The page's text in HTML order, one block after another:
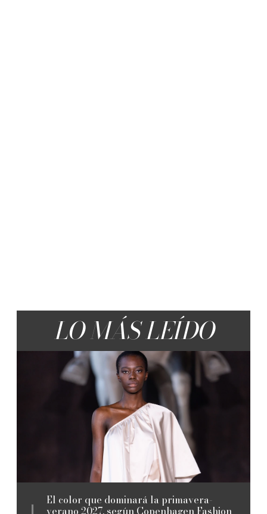
LO MÁS LEÍDO
El color que dominará la primavera-
verano 2027, según Copenhagen Fashion